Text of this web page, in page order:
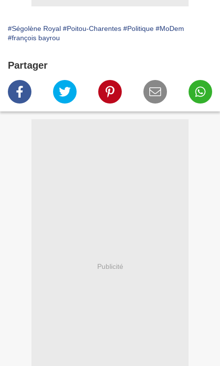
#Ségolène Royal #Poitou-Charentes #Politique #MoDem
#françois bayrou
Partager
Publicité